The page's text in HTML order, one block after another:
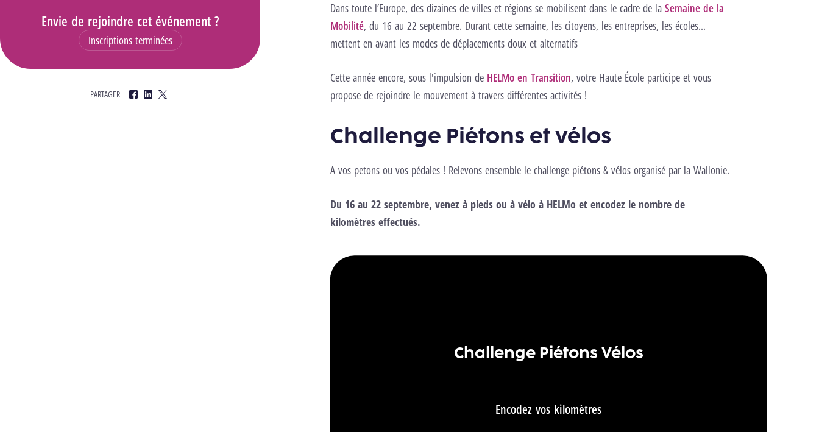
Envie de rejoindre cet événement ?
Inscriptions terminées
PARTAGER
Facebook
LinkedInTwitter
Dans toute l’Europe, des dizaines de villes et régions se mobilisent dans le cadre de la Semaine de la
Mobilité, du 16 au 22 septembre. Durant cette semaine, les citoyens, les entreprises, les écoles...
mettent en avant les modes de déplacements doux et alternatifs
Cette année encore, sous l'impulsion de HELMo en Transition, votre Haute École participe et vous
propose de rejoindre le mouvement à travers différentes activités !
Challenge Piétons et vélos
A vos petons ou vos pédales ! Relevons ensemble le challenge piétons & vélos organisé par la Wallonie.
Du 16 au 22 septembre, venez à pieds ou à vélo à HELMo et encodez le nombre de
kilomètres effectués.
Challenge Piétons Vélos
Encodez vos kilomètres